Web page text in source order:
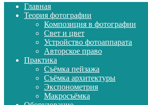
Главная
Теория фотографии
Композиция в фотографии
Свет и цвет
Устройство фотоаппарата
Авторское право
Практика
Съёмка пейзажа
Съёмка архитектуры
Экспонометрия
Макросъёмка